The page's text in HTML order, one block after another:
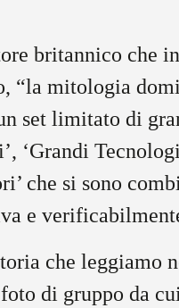
britannico che
“la mitologia
set limitato di
‘Grandi
che si sono
e
che leggiamo
di gruppo da